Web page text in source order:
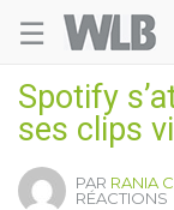
☰
Spotify
ses clips
PAR RANIA
RÉACTIONS